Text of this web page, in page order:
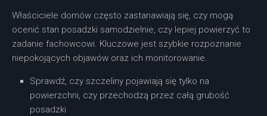
Właściciele domów często zastanawiają się, czy mogą
ocenić stan posadzki samodzielnie, czy lepiej powierzyć to
zadanie fachowcowi. Kluczowe jest szybkie rozpoznanie
niepokojących objawów oraz ich monitorowanie.
Sprawdź, czy szczeliny pojawiają się tylko na
powierzchni, czy przechodzą przez całą grubość
posadzki